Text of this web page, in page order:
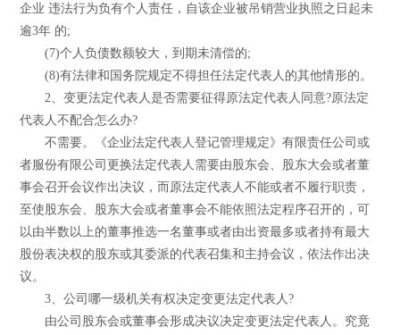
企业 违法行为负有个人责任，自该企业被吊销营业执照之日起未
逾3年 的;
(7)个人负债数额较大，到期未清偿的;
(8)有法律和国务院规定不得担任法定代表人的其他情形的。
2、变更法定代表人是否需要征得原法定代表人同意?原法定
代表人不配合怎么办?
不需要。《企业法定代表人登记管理规定》有限责任公司或
者服份有限公司更换法定代表人需要由股东会、股东大会或者董
事会召开会议作出决议，而原法定代表人不能或者不履行职责，
至使股东会、股东大会或者董事会不能依照法定程序召开的，可
以由半数以上的董事推选一名董事或者由出资最多或者持有最大
股份表决权的股东或其委派的代表召集和主持会议，依法作出决
议。
3、公司哪一级机关有权决定变更法定代表人?
由公司股东会或董事会形成决议决定变更法定代表人。究竟